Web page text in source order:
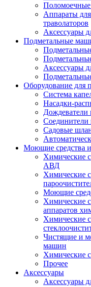
Поломоечные
Аппараты
траволаторов
Аксессуары
Подметальные
Аксессуары
Оборудование для
Система
Насадки-
Дождеватели
Соединители
Садовые
Моющие средства и
Химические
АВД
Химические
Моющие
Химические
аппаратов
Химические
Чистящие и
машин
Химические
Прочее
Аксессуары
Аксессуары